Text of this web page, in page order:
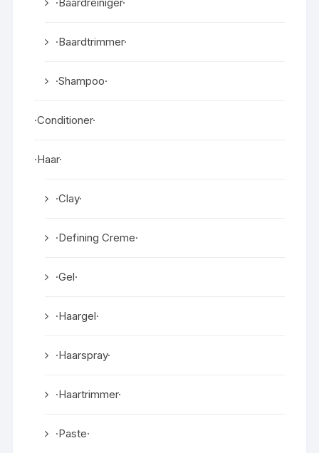
·Baardreiniger·
·Baardtrimmer·
·Shampoo·
·Conditioner·
·Haar·
·Clay·
·Defining Creme·
·Gel·
·Haargel·
·Haarspray·
·Haartrimmer·
·Paste·